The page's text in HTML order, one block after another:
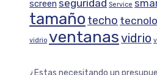
screen seguridad Service
tamaño techo
vidrio ventanasvidrio
¿Estas necesitando un